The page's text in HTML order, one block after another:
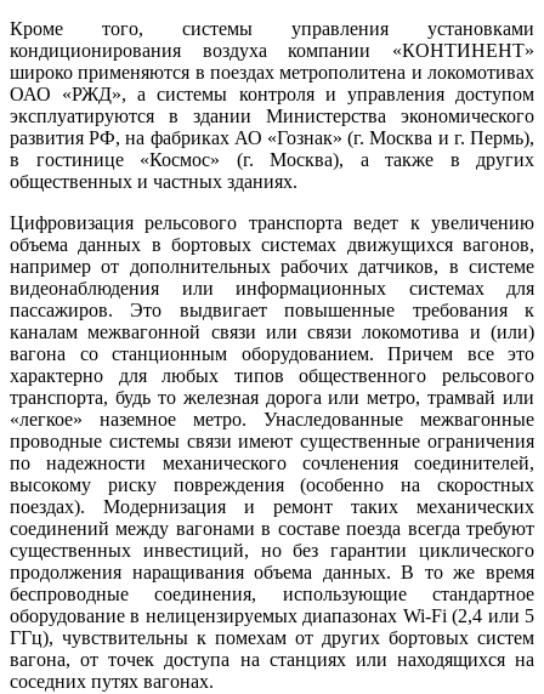
Кроме того, системы управления установками
кондиционирования воздуха компании «КОНТИНЕНТ»
широко применяются в поездах метрополитена и локомотивах
ОАО «РЖД», а системы контроля и управления доступом
эксплуатируются в здании Министерства экономического
развития РФ, на фабриках АО «Гознак» (г. Москва и г. Пермь),
в гостинице «Космос» (г. Москва), а также в других
общественных и частных зданиях.
Цифровизация рельсового транспорта ведет к увеличению
объема данных в бортовых системах движущихся вагонов,
например от дополнительных рабочих датчиков, в системе
видеонаблюдения или информационных системах для
пассажиров. Это выдвигает повышенные требования к
каналам межвагонной связи или связи локомотива и (или)
вагона со станционным оборудованием. Причем все это
характерно для любых типов общественного рельсового
транспорта, будь то железная дорога или метро, трамвай или
«легкое» наземное метро. Унаследованные межвагонные
проводные системы связи имеют существенные ограничения
по надежности механического сочленения соединителей,
высокому риску повреждения (особенно на скоростных
поездах). Модернизация и ремонт таких механических
соединений между вагонами в составе поезда всегда требуют
существенных инвестиций, но без гарантии циклического
продолжения наращивания объема данных. В то же время
беспроводные соединения, использующие стандартное
оборудование в нелицензируемых диапазонах Wi-Fi (2,4 или 5
ГГц), чувствительны к помехам от других бортовых систем
вагона, от точек доступа на станциях или находящихся на
соседних путях вагонах.